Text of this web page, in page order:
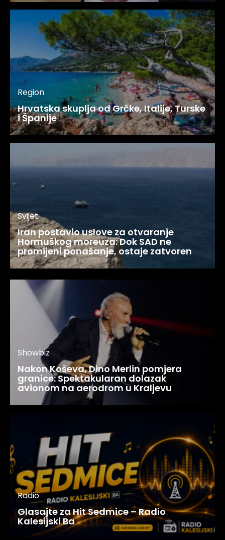
Region
Hrvatska skuplja od Grčke, Italije, Turske
i Španije
Svijet
Iran postavio uslove za otvaranje
Hormuškog moreuza: Dok SAD ne
promijeni ponašanje, ostaje zatvoren
Showbiz
Nakon Koševa, Dino Merlin pomjera
granice: Spektakularan dolazak
avionom na aerodrom u Kraljevu
Radio
Glasajte za Hit Sedmice – Radio
Kalesijski Ba